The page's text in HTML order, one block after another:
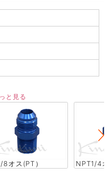
と見る
8オス(PT） NPT1/4